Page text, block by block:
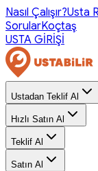
Nasıl Çalışır?Usta
SorularKoçtaş
USTA GİRİŞİ
Ustadan Teklif Al
Hızlı Satın Al
Teklif Al
Satın Al